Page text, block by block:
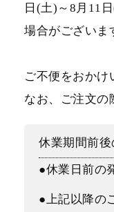
日(土)～8月11
場合がございま
ご不便をおかけ
なお、ご注文の
休業期間前
●休業日前の
●上記以降の